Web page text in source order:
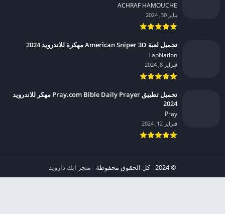
ACHRAF HAMOUCHE‏
يناير 30, 2024
تحميل لعبة American Sniper 3D مهكرة للاندرويد 2024
TapNation‏
فبراير 8, 2024
تحميل تطبيق Pray.com Bible Daily Prayer مهكر للاندرويد
2024
Pray‏
فبراير 12, 2024
© 2024 - كل الحقوق محفوظة -
متجر ابك دارويد